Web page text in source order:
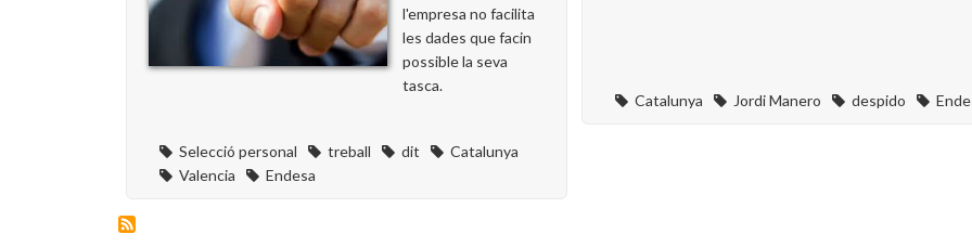
Catalunya Jordi Manero despido
l'empresa no facilita
les dades que facin
possible la seva
tasca.
Selecció personal treball dit
Catalunya
Valencia
Endesa